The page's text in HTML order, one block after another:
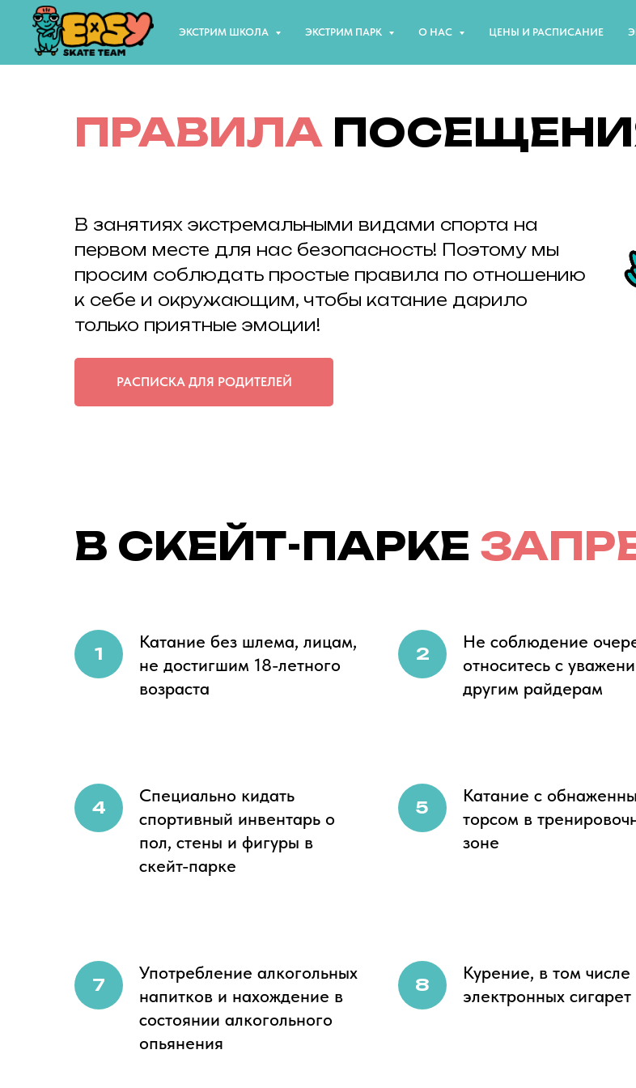
ЭКСТРИМ ШКОЛА ЭКСТРИМ ПАРК О НАС ЦЕНЫ И РАСПИСАНИЕ
ПРАВИЛА
В занятиях экстремальными видами спорта на
первом месте для нас безопасность! Поэтому мы
просим соблюдать простые правила по отношению
к себе и окружающим, чтобы катание дарило
только приятные эмоции!
РАСПИСКА ДЛЯ РОДИТЕЛЕЙ
В СКЕЙТ-ПАРКЕ
Катание без шлема, лицам,
не достигшим 18-летного
возраста
Не соблюдение
относитесь с
другим райдерам
Специально кидать
спортивный инвентарь о
пол, стены и фигуры в
скейт-парке
Катание с
торсом в
зоне
Употребление алкогольных
напитков и нахождение в
состоянии алкогольного
опьянения
Курение, в том числе
электронных сигарет